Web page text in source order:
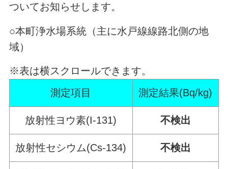
ついてお知らせします。
○本町浄水場系統（主に水戸線線路北側の地
域）
※表は横スクロールできます。
測定項目
測定結果(Bq/kg)
放射性ヨウ素(I-131) 不検出
放射性セシウム(Cs-134) 不検出